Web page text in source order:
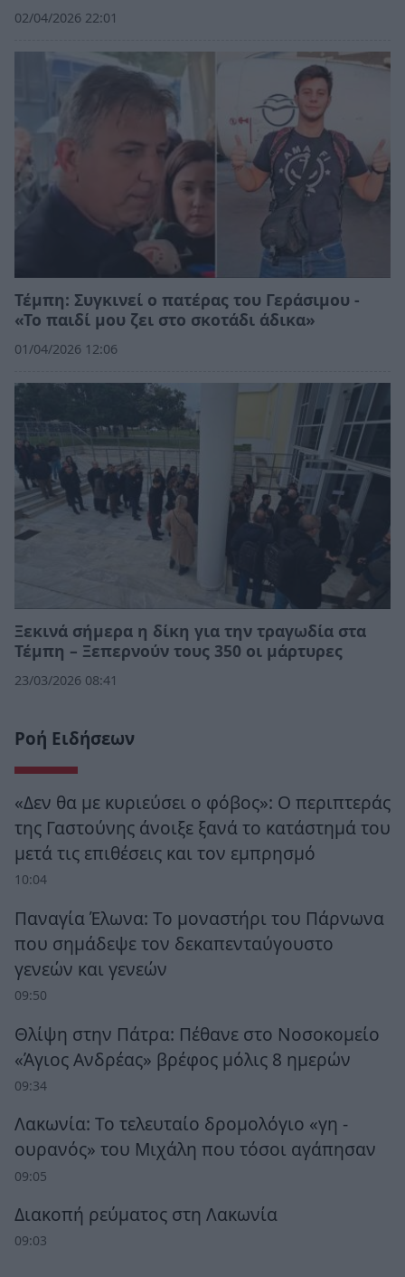
02/04/2026 22:01
Τέμπη: Συγκινεί ο πατέρας του Γεράσιμου -
«Το παιδί μου ζει στο σκοτάδι άδικα»
01/04/2026 12:06
Ξεκινά σήμερα η δίκη για την τραγωδία στα
Τέμπη – Ξεπερνούν τους 350 οι μάρτυρες
23/03/2026 08:41
Ροή Ειδήσεων
«Δεν θα με κυριεύσει ο φόβος»: Ο περιπτεράς
της Γαστούνης άνοιξε ξανά το κατάστημά του
μετά τις επιθέσεις και τον εμπρησμό
10:04
Παναγία Έλωνα: Το μοναστήρι του Πάρνωνα
που σημάδεψε τον δεκαπενταύγουστο
γενεών και γενεών
09:50
Θλίψη στην Πάτρα: Πέθανε στο Νοσοκομείο
«Άγιος Ανδρέας» βρέφος μόλις 8 ημερών
09:34
Λακωνία: Το τελευταίο δρομολόγιο «γη -
ουρανός» του Μιχάλη που τόσοι αγάπησαν
09:05
Διακοπή ρεύματος στη Λακωνία
09:03